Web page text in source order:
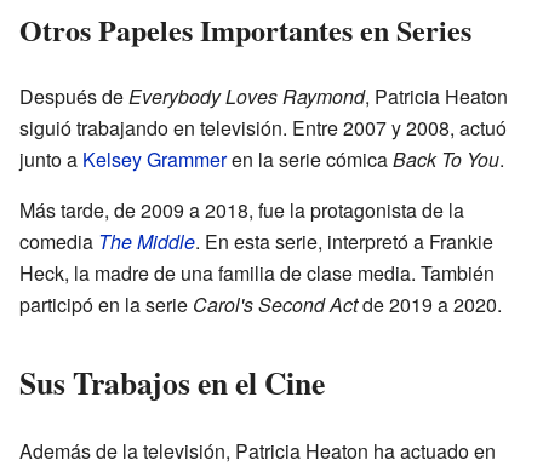
Otros Papeles Importantes en Series
Después deEverybody Loves Raymond, Patricia Heaton
siguió trabajando en televisión. Entre 2007 y 2008, actuó
junto a Kelsey Grammeren la serie cómicaBack To You.
Más tarde, de 2009 a 2018, fue la protagonista de la
comedia The Middle. En esta serie, interpretó a Frankie
Heck, la madre de una familia de clase media. También
participó en la serie Carol's Second Actde 2019 a 2020.
Sus Trabajos en el Cine
Además de la televisión, Patricia Heaton ha actuado en